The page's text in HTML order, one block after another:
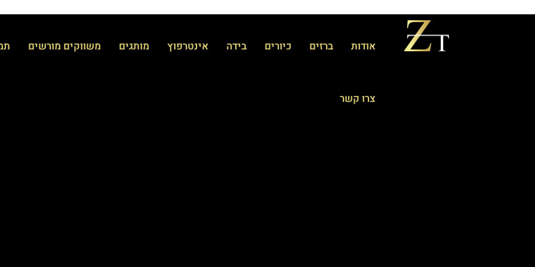
אודות ברזים כיורים בידה אינטרפוץ מותגים משווקים מורשים
צרו קשר